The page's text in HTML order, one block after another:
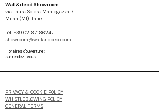
Wall&decò Showroom
via Laura Solera Mantegazza 7
Milan (MI) Italie
tél. +39 02 87186247
showroom@wallanddeco.com
Horaires d'ouverture :
sur rendez-vous
PRIVACY & COOKIE POLICY
WHISTLEBLOWING POLICY
GENERAL TERMS